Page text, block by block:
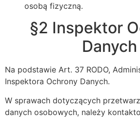
osobą fizyczną.
§2 Inspektor
Danych
Na podstawie Art. 37 RODO,
Inspektora Ochrony Danych.
W sprawach dotyczących
danych osobowych, należy